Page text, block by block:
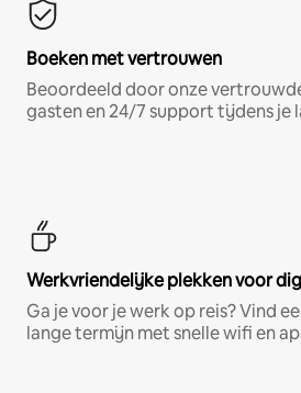
Boeken met vertrouwen
Beoordeeld door onze
gasten en 24/7 support tijdens je
Werkvriendelijke plekken voor
Ga je voor je werk op reis? Vind
lange termijn met snelle wifi en